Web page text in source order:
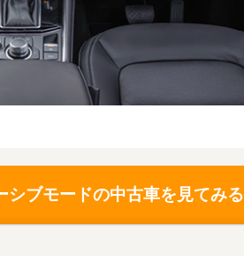
ブモードの中古車を見てみる